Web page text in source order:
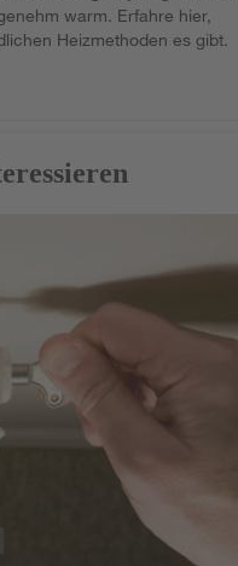
warm. Erfahre hier,
Heizmethoden es gibt.